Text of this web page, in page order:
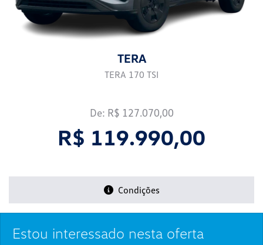
TERA
TERA 170 TSI
De: R$ 127.070,00
R$ 119.990,00
Condições
Estou interessado nesta oferta